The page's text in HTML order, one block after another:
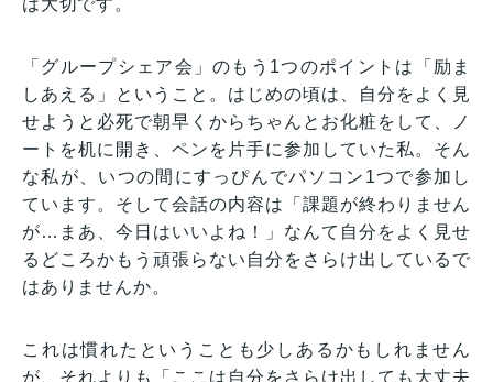
「グループシェア会」のもう1つのポイントは「励ま
しあえる」ということ。はじめの頃は、自分をよく見
せようと必死で朝早くからちゃんとお化粧をして、ノ
ートを机に開き、ペンを片手に参加していた私。そん
な私が、いつの間にすっぴんでパソコン1つで参加し
ています。そして会話の内容は「課題が終わりません
が…まあ、今日はいいよね！」なんて自分をよく見せ
るどころかもう頑張らない自分をさらけ出しているで
はありませんか。
これは慣れたということも少しあるかもしれません
が、それよりも「ここは自分をさらけ出しても大丈夫